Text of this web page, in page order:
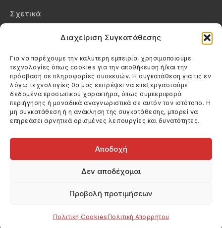
Διαχείριση Συγκατάθεσης
Για να παρέχουμε την καλύτερη εμπειρία, χρησιμοποιούμε
τεχνολογίες όπως cookies για την αποθήκευση ή/και την
πρόσβαση σε πληροφορίες συσκευών. Η συγκατάθεση για τις εν
λόγω τεχνολογίες θα μας επιτρέψει να επεξεργαστούμε
δεδομένα προσωπικού χαρακτήρα, όπως συμπεριφορά
περιήγησης ή μοναδικά αναγνωριστικά σε αυτόν τον ιστότοπο. Η
μη συγκατάθεση ή η ανάκληση της συγκατάθεσης, μπορεί να
επηρεάσει αρνητικά ορισμένες λειτουργίες και δυνατότητες.
Αποδοχή
Δεν αποδέχομαι
Προβολή προτιμήσεων
Πολιτική CookiesΠολιτική Απορρήτου
Σχετικά
Πολιτική Cookies (ΕΕ)
Στοιχεία Επικοινωνίας
Καλεσέ μας
(+30) 6974123481
Στείλε μας email
info@filmandtheater.gr
Copyright 2026 Filmandtheater / All rights reserved